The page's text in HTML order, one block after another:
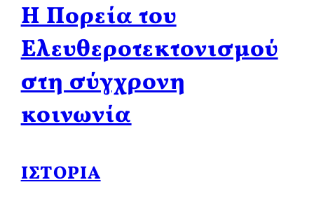
Η Πορεία του
Ελευθεροτεκτονισμού
στη σύγχρονη
κοινωνία
ΙΣΤΟΡΊΑ